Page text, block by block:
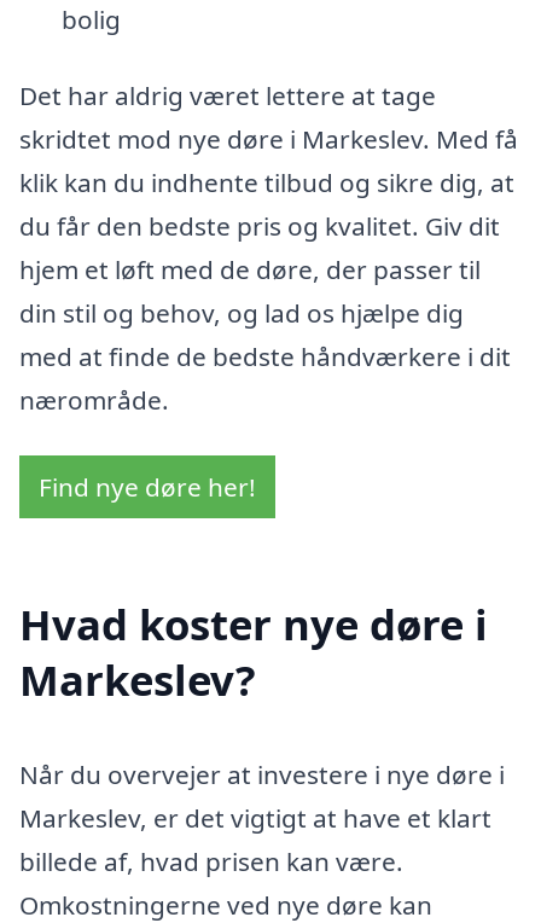
bolig
Det har aldrig været lettere at tage
skridtet mod nye døre i Markeslev. Med få
klik kan du indhente tilbud og sikre dig, at
du får den bedste pris og kvalitet. Giv dit
hjem et løft med de døre, der passer til
din stil og behov, og lad os hjælpe dig
med at finde de bedste håndværkere i dit
nærområde.
Find nye døre her!
Hvad koster nye døre i
Markeslev?
Når du overvejer at investere i nye døre i
Markeslev, er det vigtigt at have et klart
billede af, hvad prisen kan være.
Omkostningerne ved nye døre kan